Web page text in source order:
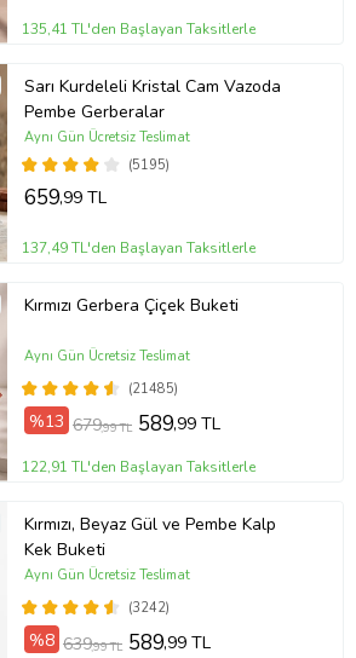
135,41 TL'den Başlayan Taksitlerle
Sarı Kurdeleli Kristal Cam Vazoda
Pembe Gerberalar
(5195)
Aynı Gün Ücretsiz Teslimat
659,99 TL
137,49 TL'den Başlayan Taksitlerle
Kırmızı Gerbera Çiçek Buketi
(21485)
Aynı Gün Ücretsiz Teslimat
%13 679,99 TL 589,99 TL
122,91 TL'den Başlayan Taksitlerle
Kırmızı, Beyaz Gül ve Pembe Kalp
Kek Buketi
(3242)
Aynı Gün Ücretsiz Teslimat
%8 639,99 TL 589,99 TL